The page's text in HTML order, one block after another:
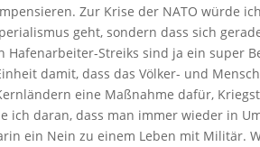
Zur Krise der NATO würde
geht, sondern dass sich
Streiks sind ja ein super
damit, dass das Völker- und
eine Maßnahme dafür,
ich daran, dass man immer wieder in
ein Nein zu einem Leben mit Militär.